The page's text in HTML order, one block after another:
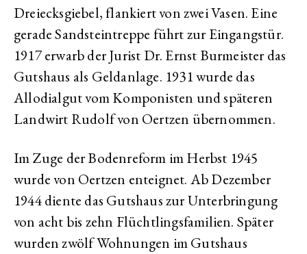
Dreiecksgiebel, flankiert von zwei Vasen. Eine
gerade Sandsteintreppe führt zur Eingangstür.
1917 erwarb der Jurist Dr. Ernst Burmeister das
Gutshaus als Geldanlage. 1931 wurde das
Allodialgut vom Komponisten und späteren
Landwirt Rudolf von Oertzen übernommen.
Im Zuge der Bodenreform im Herbst 1945
wurde von Oertzen enteignet. Ab Dezember
1944 diente das Gutshaus zur Unterbringung
von acht bis zehn Flüchtlingsfamilien. Später
wurden zwölf Wohnungen im Gutshaus